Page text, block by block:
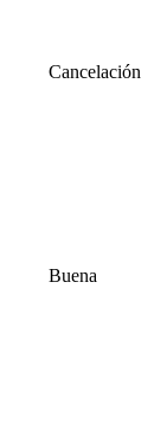
Cancelación
Buena